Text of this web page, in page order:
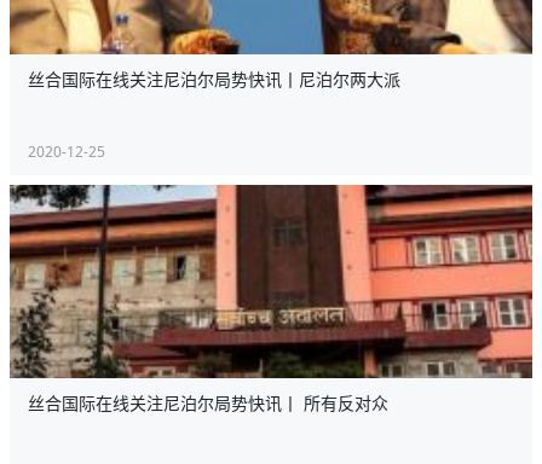
丝合国际在线关注尼泊尔局势快讯丨尼泊尔两大派
2020-12-25
丝合国际在线关注尼泊尔局势快讯丨 所有反对众